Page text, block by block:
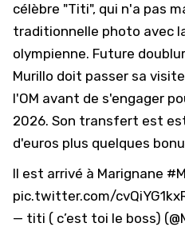
célèbre "Titi", qui n'a pas
traditionnelle photo avec
olympienne. Future
Murillo doit passer sa
l'OM avant de s'engager
2026. Son transfert est
d'euros plus quelques
Il est arrivé à Marignane
pic.twitter.com/
— titi ( c’est toi le boss)